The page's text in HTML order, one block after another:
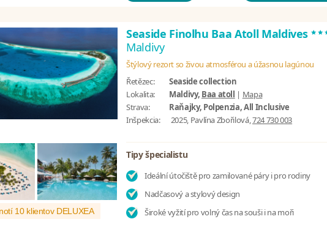
Seaside Finolhu Baa Atoll Maldives
Maldivy
Štýlový rezort so živou atmosférou a úžasnou lagúnou
Řetězec:
Seaside collection
Lokalita:
Maldivy, Baa atoll | Mapa
Strava:
Raňajky, Polpenzia, All Inclusive
Inšpekcia:
2025, Pavlína Zbořilová,724 730 003
10 klientov DELUXEA
Tipy špecialistu
Ideální útočiště pro zamilované páry i pro rodiny
Nadčasový a stylový design
Široké vyžití pro volný čas na souši i na moři